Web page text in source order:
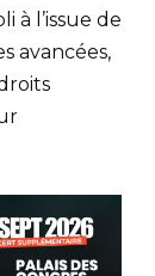
à l’issue de
avancées,